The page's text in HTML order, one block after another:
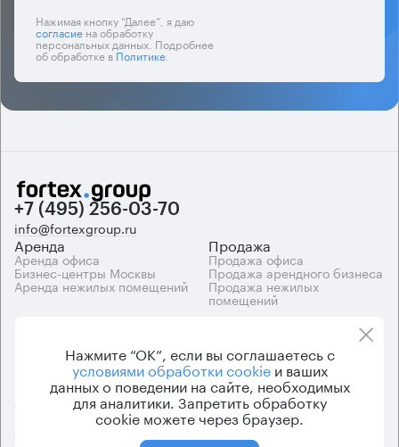
Нажимая кнопку “Далее”, я даю
согласиена обработку
персональных данных. Подробнее
об обработке вПолитике.
+7 (495) 256-03-70
info@fortexgroup.ru
Аренда
Аренда офиса
Бизнес-центры Москвы
Аренда нежилых помещений
Продажа
Продажа офиса
Продажа арендного бизнеса
Продажа нежилых
помещений
Каталог бизнес-центров О компании
Вакансии
Контакты
© 2026 Fortex.Group. ООО «АРЕНДА ОФИСА», ОГРН 1177746948686,
Нажмите “ОК”, если вы соглашаетесь с
условиями обработки cookieи ваших
данных о поведении на сайте, необходимых
для аналитики. Запретить обработку
cookie можете через браузер.